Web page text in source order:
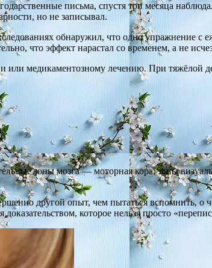
письма, спустя три месяца
но не записывал.
обнаружил, что одно упражнение с
что эффект нарастал со временем, а не
или медикаментозному лечению. При тяжёлой
зоны мозга — моторная кора, зоны
другой опыт, чем пытаться вспомнить, о
которое нельзя просто